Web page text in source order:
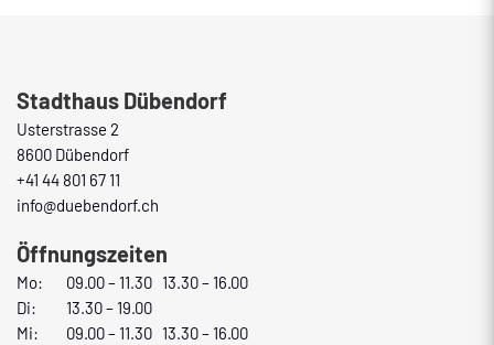
Stadthaus Dübendorf
Usterstrasse 2
8600 Dübendorf
+41 44 801 67 11
info@duebendorf.ch
Öffnungszeiten
Mo:
09.00 – 11.30 13.30 – 16.00
Di:
13.30 – 19.00
Mi:
09.00 – 11.30 13.30 – 16.00